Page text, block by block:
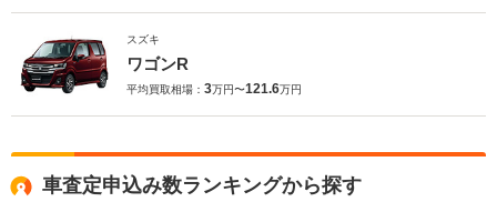
スズキ
ワゴンR
平均買取相場： 3万円〜121.6万円
車査定申込み数ランキングから探す